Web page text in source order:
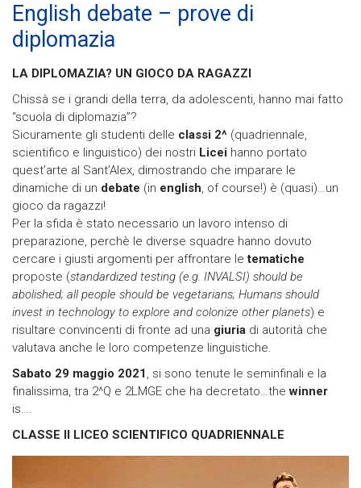
English debate – prove di
diplomazia
LA DIPLOMAZIA? UN GIOCO DA RAGAZZI
Chissà se i grandi della terra, da adolescenti, hanno mai fatto
“scuola di diplomazia”?
Sicuramente gli studenti delle classi 2^ (quadriennale,
scientifico e linguistico) dei nostri Licei hanno portato
quest’arte al Sant’Alex, dimostrando che imparare le
dinamiche di un debate (in english, of course!) è (quasi)…un
gioco da ragazzi!
Per la sfida è stato necessario un lavoro intenso di
preparazione, perchè le diverse squadre hanno dovuto
cercare i giusti argomenti per affrontare letematiche
proposte (standardized testing (e.g. INVALSI) should be
abolished; all people should be vegetarians; Humans should
invest in technology to explore and colonize other planets) e
risultare convincenti di fronte ad una giuria di autorità che
valutava anche le loro competenze linguistiche.
Sabato 29 maggio 2021, si sono tenute le seminfinali e la
finalissima, tra 2^Q e 2LMGE che ha decretato…thewinner
is….
CLASSE II LICEO SCIENTIFICO QUADRIENNALE